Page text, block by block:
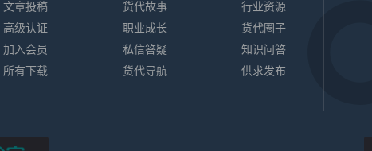
文章投稿
高级认证
加入会员
所有下载
货代故事
职业成长
私信答疑
货代导航
行业资源
货代圈子
知识问答
供求发布